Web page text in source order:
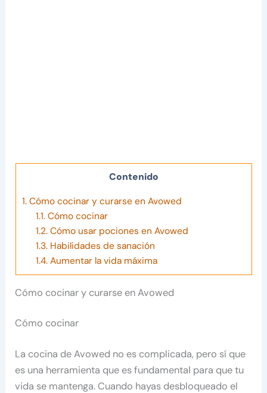
Contenido
1.Cómo cocinar y curarse en Avowed
1.1.Cómo cocinar
1.2.Cómo usar pociones en Avowed
1.3.Habilidades de sanación
1.4.Aumentar la vida máxima
Cómo cocinar y curarse en Avowed
Cómo cocinar
La cocina de Avowed no es complicada, pero sí que
es una herramienta que es fundamental para que tu
vida se mantenga. Cuando hayas desbloqueado el